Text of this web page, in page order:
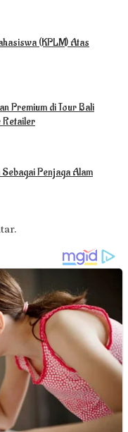
(KPLM) Atas
Premium di Tour Bali
Retailer
Penjaga Alam